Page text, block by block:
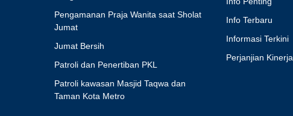
Pengamanan Praja Wanita saat Sholat
Jumat
Jumat Bersih
Patroli dan Penertiban PKL
Patroli kawasan Masjid Taqwa dan
Taman Kota Metro
Info Terbaru
Informasi Terkini
Perjanjian Kinerja